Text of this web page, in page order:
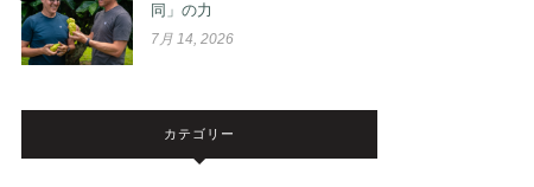
同」の力
7月 14, 2026
カテゴリー